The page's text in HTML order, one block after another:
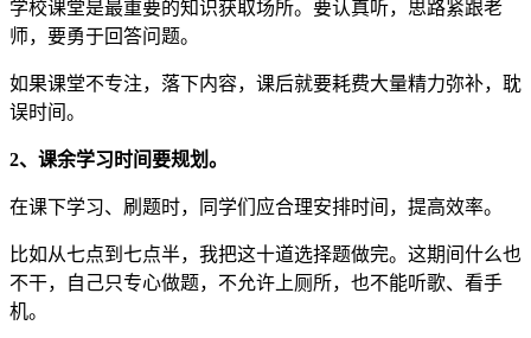
学校课堂是最重要的知识获取场所。要认真听，思路紧跟老
师，要勇于回答问题。
如果课堂不专注，落下内容，课后就要耗费大量精力弥补，耽
误时间。
2、课余学习时间要规划。
在课下学习、刷题时，同学们应合理安排时间，提高效率。
比如从七点到七点半，我把这十道选择题做完。这期间什么也
不干，自己只专心做题，不允许上厕所，也不能听歌、看手
机。